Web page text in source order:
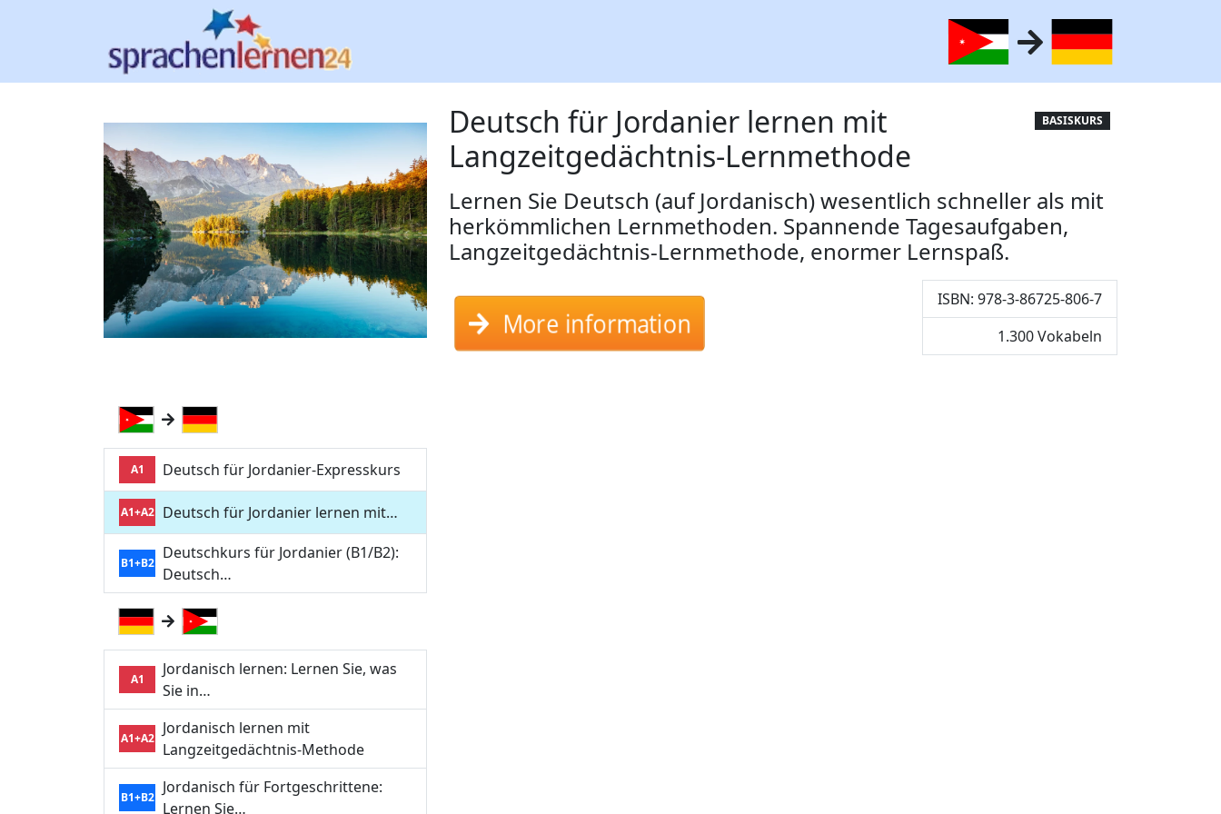
BASISKURS
Deutsch für Jordanier lernen mit
Langzeitgedächtnis-Lernmethode
Lernen Sie Deutsch (auf Jordanisch) wesentlich schneller als mit
herkömmlichen Lernmethoden. Spannende Tagesaufgaben,
Langzeitgedächtnis-Lernmethode, enormer Lernspaß.
More information
ISBN: 978-3-86725-806-7
1.300 Vokabeln
A1 Deutsch für Jordanier-Expresskurs
A1+A2 Deutsch für Jordanier lernen mit…
B1+B2
Deutschkurs für Jordanier (B1/B2):
Deutsch…
A1
Jordanisch lernen: Lernen Sie, was
Sie in…
A1+A2
Jordanisch lernen mit
Langzeitgedächtnis-Methode
B1+B2
Jordanisch für Fortgeschrittene:
Lernen Sie…